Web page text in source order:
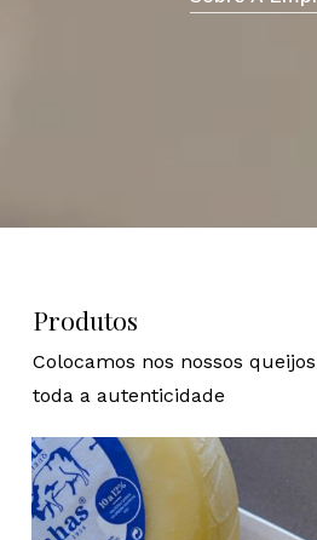
Produtos
toda a autenticidade